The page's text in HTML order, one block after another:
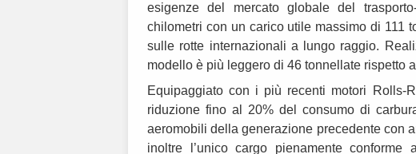
esigenze del mercato globale del
chilometri con un carico utile massimo di 111
sulle rotte internazionali a lungo raggio.
modello è più leggero di 46 tonnellate rispetto
Equipaggiato con i più recenti motori Rolls-
riduzione fino al 20% del consumo di
aeromobili della generazione precedente con
inoltre l’unico cargo pienamente